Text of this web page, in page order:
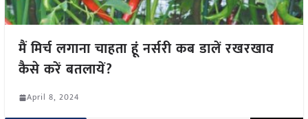
मैं मिर्च लगाना चाहता हूं नर्सरी कब डालें रखरखाव
कैसे करें बतलायें?
April 8, 2024